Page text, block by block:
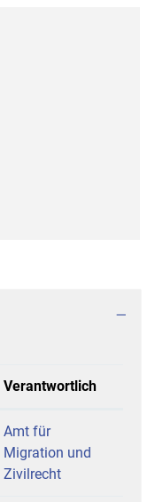
Fenster geöffnet.
Verantwortlich
Amt für
Migration und
Zivilrecht